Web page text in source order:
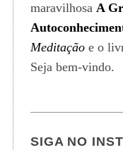
maravilhosa A
Meditaçãoe o
Seja bem-vindo.
SIGA NO